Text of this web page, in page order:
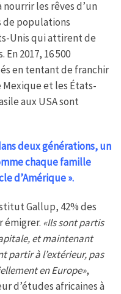
les rêves d’un
de populations
Unis qui attirent de
2017, 16 500
en tentant de franchir
et les États-
aux USA sont
deux générations, un
chaque famille
d’Amérique ».
Gallup, 42% des
émigrer. «Ils sont partis
et maintenant
partir à l’extérieur, pas
en Europe»,
d’études africaines à